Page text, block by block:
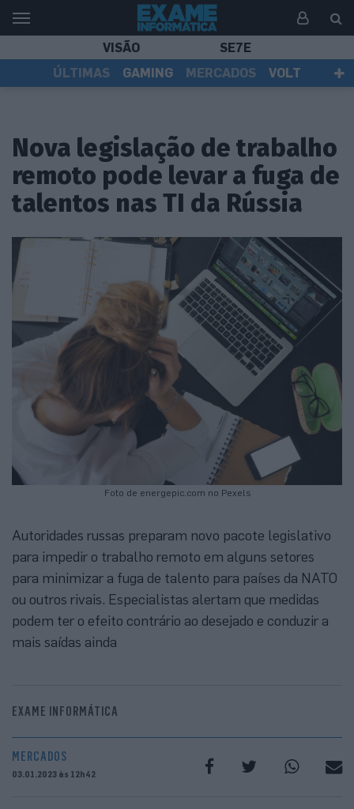
VISÃO
SE7E
ÚLTIMAS
GAMING MERCADOS
VOLT
Nova legislação de trabalho
remoto pode levar a fuga de
talentos nas TI da Rússia
Foto de energepic.com no Pexels
Autoridades russas preparam novo pacote legislativo
para impedir o trabalho remoto em alguns setores
para minimizar a fuga de talento para países da NATO
ou outros rivais. Especialistas alertam que medidas
podem ter o efeito contrário ao desejado e conduzir a
mais saídas ainda
EXAME INFORMÁTICA
MERCADOS
03.01.2023 às 12h42